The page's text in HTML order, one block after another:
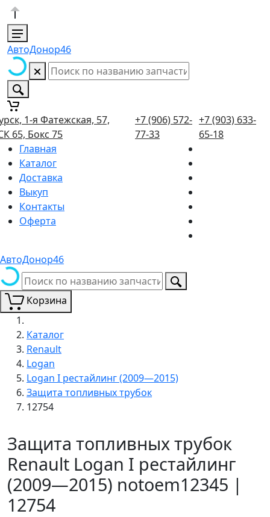
АвтоДонор46
1-я Фатежская, 57,
65, Бокс 75
+7 (906) 572-
77-33
+7 (903) 633-
65-18
Главная
Каталог
Доставка
Выкуп
Контакты
Оферта
АвтоДонор46
Корзина
Каталог
Renault
Logan
Logan I рестайлинг (2009—2015)
Защита топливных трубок
12754
Защита топливных трубок
Renault Logan I рестайлинг
(2009—2015) notoem12345 |
12754